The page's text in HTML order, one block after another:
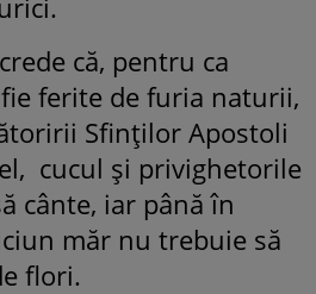
că, pentru ca
ferite de furia naturii,
Sfinților Apostoli
cucul și privighetorile
cânte, iar până în
măr nu trebuie să
flori.